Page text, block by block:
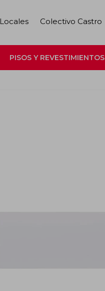
PISOS Y REVESTIMIENTOS
Locales Colectivo Castro